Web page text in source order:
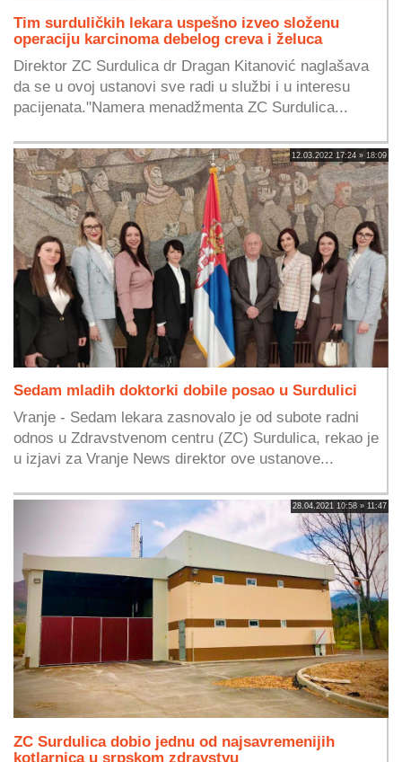
Tim surduličkih lekara uspešno izveo složenu
operaciju karcinoma debelog creva i želuca
Direktor ZC Surdulica dr Dragan Kitanović naglašava
da se u ovoj ustanovi sve radi u službi i u interesu
pacijenata."Namera menadžmenta ZC Surdulica...
12.03.2022 17:24 » 18:09
Sedam mladih doktorki dobile posao u Surdulici
Vranje - Sedam lekara zasnovalo je od subote radni
odnos u Zdravstvenom centru (ZC) Surdulica, rekao je
u izjavi za Vranje News direktor ove ustanove...
28.04.2021 10:58 » 11:47
ZC Surdulica dobio jednu od najsavremenijih
kotlarnica u srpskom zdravstvu